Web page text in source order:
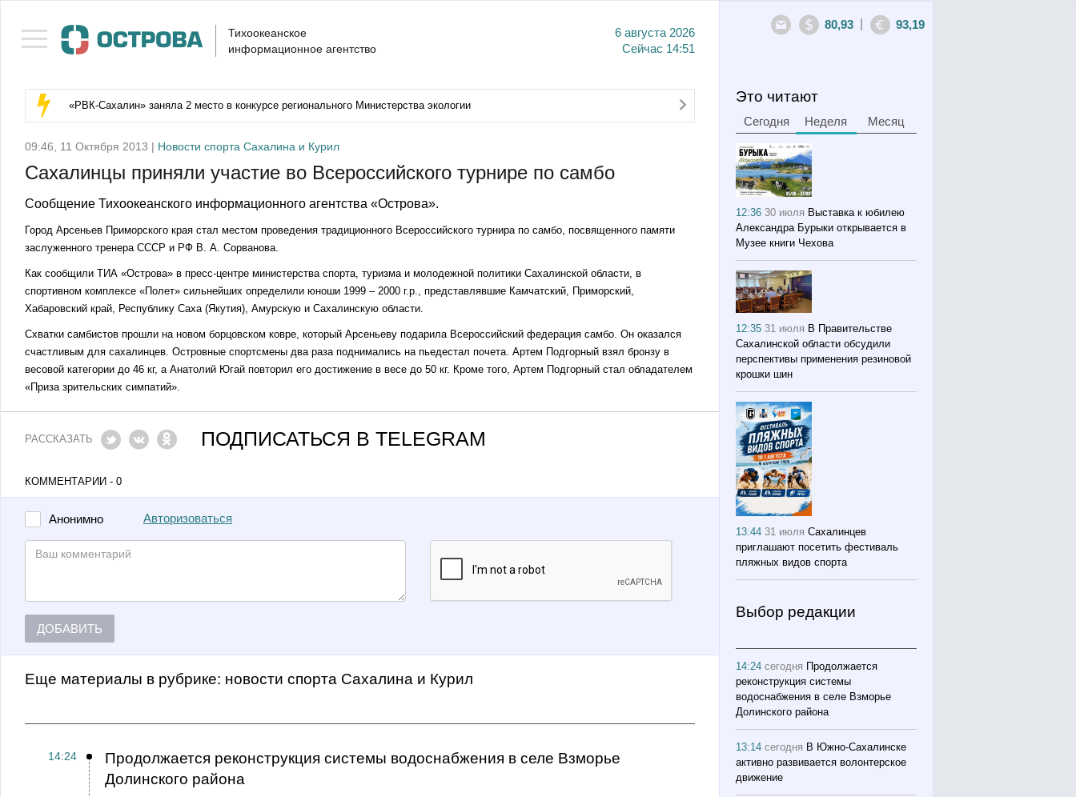
Тихоокеанское
информационное агентство
6 августа 2026
Сейчас 14:51
80,93 93,19
«РВК‑Сахалин» заняла 2 место в конкурсе регионального Министерства экологии
09:46, 11 Октября 2013 | Новости спорта Сахалина и Курил
Сахалинцы приняли участие во Всероссийского турнире по самбо
Сообщение Тихоокеанского информационного агентства «Острова».
Город Арсеньев Приморского края стал местом проведения традиционного Всероссийского турнира по самбо, посвященного памяти
заслуженного тренера СССР и РФ В. А. Сорванова.
Как сообщили ТИА «Острова» в пресс-центре министерства спорта, туризма и молодежной политики Сахалинской области, в
спортивном комплексе «Полет» сильнейших определили юноши 1999 – 2000 г.р., представлявшие Камчатский, Приморский,
Хабаровский край, Республику Саха (Якутия), Амурскую и Сахалинскую области.
Схватки самбистов прошли на новом борцовском ковре, который Арсеньеву подарила Всероссийский федерация самбо. Он оказался
счастливым для сахалинцев. Островные спортсмены два раза поднимались на пьедестал почета. Артем Подгорный взял бронзу в
весовой категории до 46 кг, а Анатолий Югай повторил его достижение в весе до 50 кг. Кроме того, Артем Подгорный стал обладателем
«Приза зрительских симпатий».
РАССКАЗАТЬ ПОДПИСАТЬСЯ В TELEGRAM
КОММЕНТАРИИ - 0
Анонимно Авторизоваться
ДОБАВИТЬ
Еще материалы в рубрике: Новости спорта Сахалина и Курил
14:24
Продолжается реконструкция системы водоснабжения в селе Взморье
Долинского района
Это читают
Сегодня Неделя Месяц
12:3630 июля Выставка к юбилею
Александра Бурыки открывается в
Музее книги Чехова
12:3531 июля В Правительстве
Сахалинской области обсудили
перспективы применения резиновой
крошки шин
13:4431 июля Сахалинцев
приглашают посетить фестиваль
пляжных видов спорта
Выбор редакции
14:24сегодня Продолжается
реконструкция системы
водоснабжения в селе Взморье
Долинского района
13:14сегодня В Южно-Сахалинске
активно развивается волонтерское
движение